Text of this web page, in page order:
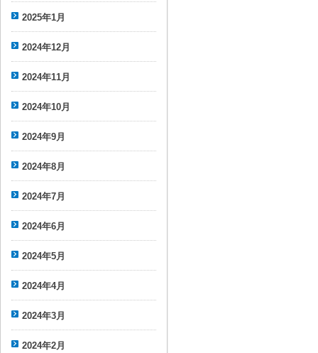
2025年1月
2024年12月
2024年11月
2024年10月
2024年9月
2024年8月
2024年7月
2024年6月
2024年5月
2024年4月
2024年3月
2024年2月